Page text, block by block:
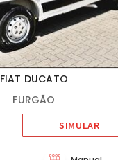
FIAT DUCATO
FURGÃO
SIMULAR